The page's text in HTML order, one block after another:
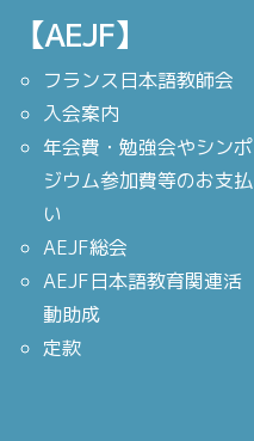
【AEJF】
フランス日本語教師会
入会案内
年会費・勉強会やシンポ
ジウム参加費等のお支払
い
AEJF総会
AEJF日本語教育関連活
動助成
定款